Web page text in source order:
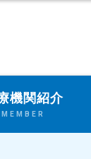
機関紹介
MEMBER